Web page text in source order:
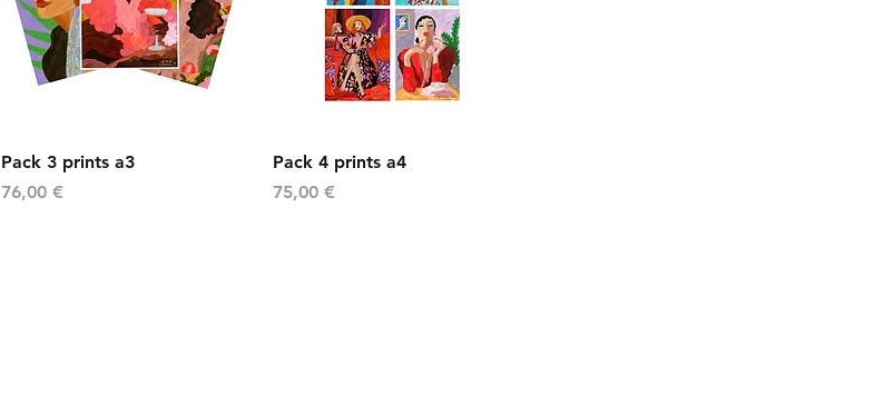
Vista rápida
Pack 3 prints a3
Precio
76,00 €
Vista rápida
Pack 4 prints a4
Precio
75,00 €